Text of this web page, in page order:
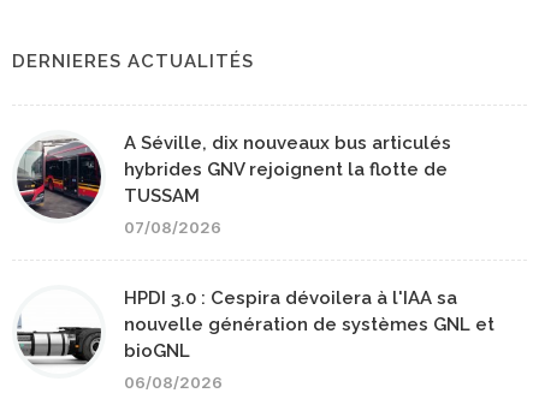
DERNIERES ACTUALITÉS
A Séville, dix nouveaux bus articulés
hybrides GNV rejoignent la flotte de
TUSSAM
07/08/2026
HPDI 3.0 : Cespira dévoilera à l'IAA sa
nouvelle génération de systèmes GNL et
bioGNL
06/08/2026